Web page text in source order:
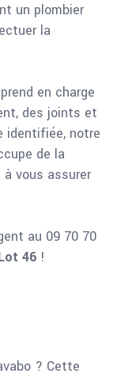
un plombier
la
en charge
des joints et
identifiée, notre
de la
vous assurer
au 09 70 70
46 !
? Cette